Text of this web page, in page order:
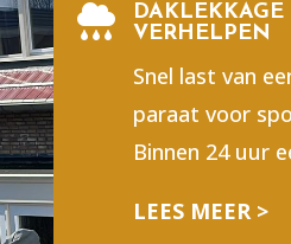

VERHELPEN
Snel last van
paraat voor
Binnen 24 uur
LEES MEER >